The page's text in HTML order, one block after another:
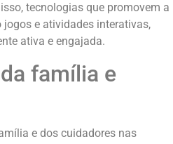
tecnologias que promovem a
e atividades interativas,
ativa e engajada.
família e
e dos cuidadores nas